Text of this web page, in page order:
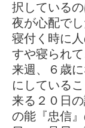
択している
夜が心配で
寝付く時に
すや寝られ
来週、６歳
にしているこ
来る２０日
の能『忠信